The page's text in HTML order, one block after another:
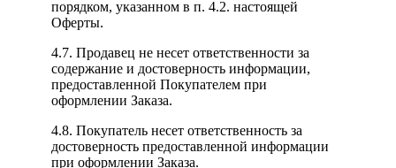
порядком, указанном в п. 4.2. настоящей
Оферты.
4.7. Продавец не несет ответственности за
содержание и достоверность информации,
предоставленной Покупателем при
оформлении Заказа.
4.8. Покупатель несет ответственность за
достоверность предоставленной информации
при оформлении Заказа.